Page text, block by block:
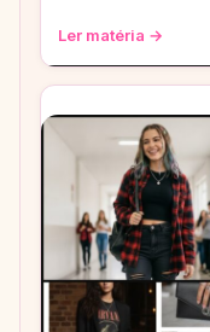
Ler matéria →